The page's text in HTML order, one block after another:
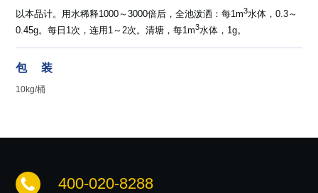
以本品计。用水稀释1000～3000倍后，全池泼洒：每1m3水体，0.3～
0.45g。每日1次，连用1～2次。清塘，每1m3水体，1g。
包 装
10kg/桶
400-020-8288